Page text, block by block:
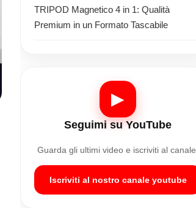
TRIPOD Magnetico 4 in 1: Qualità
Premium in un Formato Tascabile
▶
Seguimi su YouTube
Guarda gli ultimi video e iscriviti al canale.
Iscriviti al nostro canale youtube